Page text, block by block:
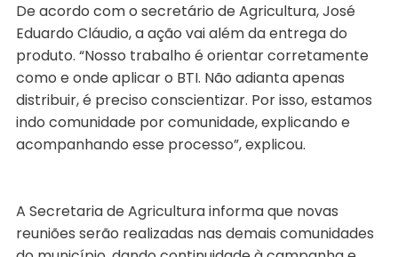
De acordo com o secretário de Agricultura, José
Eduardo Cláudio, a ação vai além da entrega do
produto. “Nosso trabalho é orientar corretamente
como e onde aplicar o BTI. Não adianta apenas
distribuir, é preciso conscientizar. Por isso, estamos
indo comunidade por comunidade, explicando e
acompanhando esse processo”, explicou.
A Secretaria de Agricultura informa que novas
reuniões serão realizadas nas demais comunidades